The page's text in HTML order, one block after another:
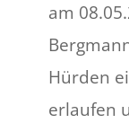
am
Hürden
erlaufen